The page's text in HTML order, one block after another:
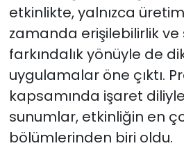
etkinlikte, yalnızca
zamanda erişilebilirlik ve
farkındalık yönüyle de
uygulamalar öne çıktı.
kapsamında işaret
sunumlar, etkinliğin en
bölümlerinden biri oldu.